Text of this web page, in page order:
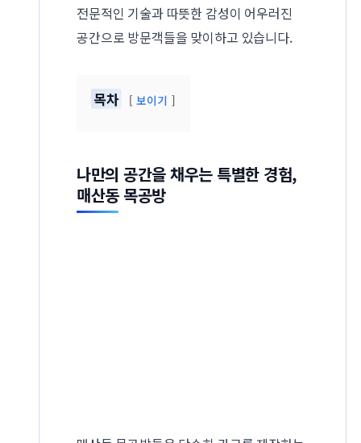
전문적인 기술과 따뜻한 감성이 어우러진
공간으로 방문객들을 맞이하고 있습니다.
목차 보이기
나만의 공간을 채우는 특별한 경험,
매산동 목공방